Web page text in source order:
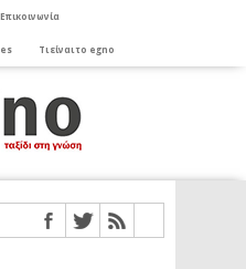
Επικοινωνία
Τι είναι το egno